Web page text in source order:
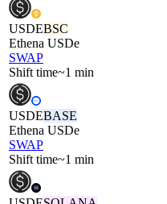
USDEBSC
Ethena USDe
SWAP
Shift time~1 min
USDEBASE
Ethena USDe
SWAP
Shift time~1 min